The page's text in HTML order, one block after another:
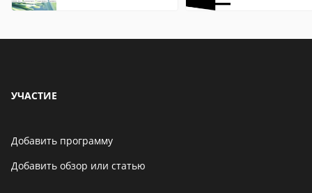
УЧАСТИЕ
Добавить программу
Добавить обзор или статью